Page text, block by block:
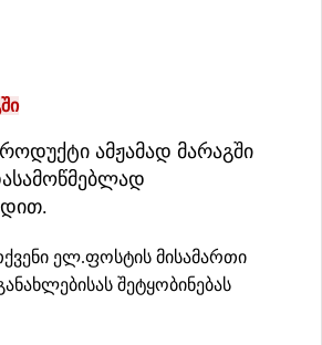
ამჟამად მარაგში
ელ.ფოსტის მისამართი
შეტყობინებას